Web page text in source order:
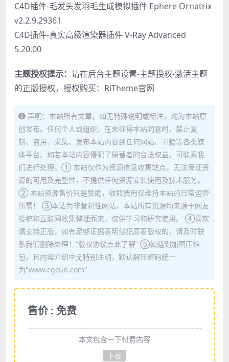
C4D插件-毛发头发羽毛生成模拟插件 Ephere Ornatrix
v2.2.9.29361
C4D插件-真实高级渲染器插件 V-Ray Advanced
5.20.00
主题授权提示： 请在后台主题设置-主题授权-激活主题
的正版授权，授权购买： RiTheme官网
声明：本站所有文章，如无特殊说明或标注，均为本站原
创发布。任何个人或组织，在未征得本站同意时，禁止复
制、盗用、采集、发布本站内容到任何网站、书籍等各类媒
体平台。如若本站内容侵犯了原著者的合法权益，可联系我
们进行处理。① 本站仅作为资源信息收集站点，无法保证资
源的可用及完整性，不提供任何资源安装使用及技术服务。
② 本站资源售价只是赞助，收取费用仅维持本站的日常运营
所需！ ③本站为非营利性网站，本站所有资源均来源于网友
投稿和互联网收集整理而来，仅供学习和研究使用。 ④喜欢
请支持正版，如有足够证据表明侵犯原著版权的，请及时联
系我们删除处理！“版权协议点此了解” ⑤如遇到加密压缩
包，且内容介绍中无特别注明，默认解压密码统一
为"www.cgcun.com"
售价 : 免费
本文包含一下付费内容
下载